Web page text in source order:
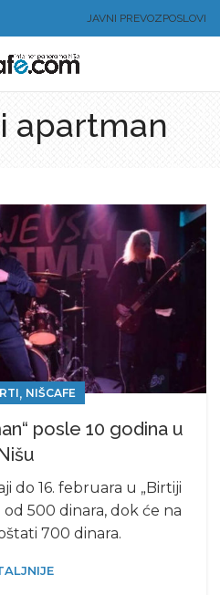
JAVNI PREVOZPOSLOVI
apartman
, NIŠCAFE
posle 10 godina u
do 16. februara u „Birtiji
500 dinara, dok će na
700 dinara.